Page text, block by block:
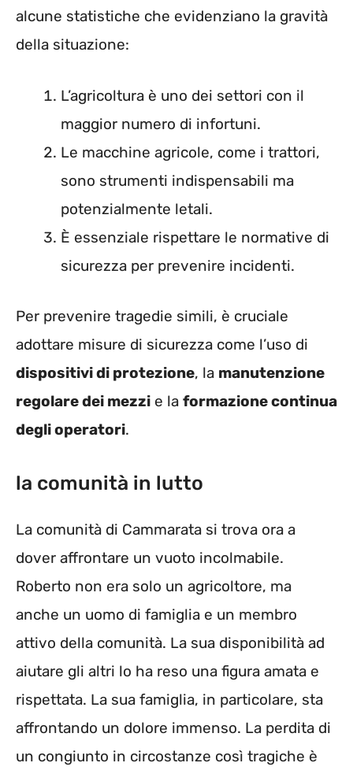
alcune statistiche che evidenziano la gravità
della situazione:
L’agricoltura è uno dei settori con il
maggior numero di infortuni.
Le macchine agricole, come i trattori,
sono strumenti indispensabili ma
potenzialmente letali.
È essenziale rispettare le normative di
sicurezza per prevenire incidenti.
Per prevenire tragedie simili, è cruciale
adottare misure di sicurezza come l’uso di
dispositivi di protezione, la manutenzione
regolare dei mezzi e la formazione continua
degli operatori.
la comunità in lutto
La comunità di Cammarata si trova ora a
dover affrontare un vuoto incolmabile.
Roberto non era solo un agricoltore, ma
anche un uomo di famiglia e un membro
attivo della comunità. La sua disponibilità ad
aiutare gli altri lo ha reso una figura amata e
rispettata. La sua famiglia, in particolare, sta
affrontando un dolore immenso. La perdita di
un congiunto in circostanze così tragiche è